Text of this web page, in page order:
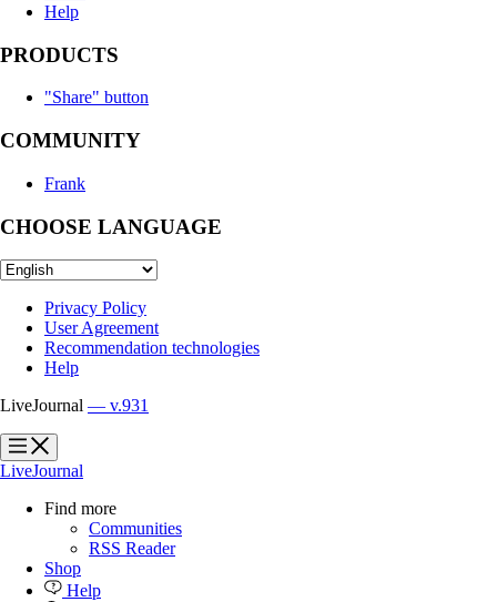
Help
PRODUCTS
"Share" button
COMMUNITY
Frank
CHOOSE LANGUAGE
Privacy Policy
User Agreement
Recommendation technologies
Help
LiveJournal — v.931
?
?
LiveJournal
Find more
Communities
RSS Reader
Shop
Help